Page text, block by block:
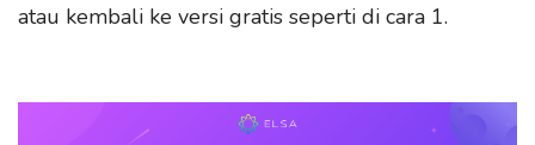
atau kembali ke versi gratis seperti di cara 1.